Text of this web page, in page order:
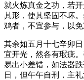
就火炼真金之功，若
其形，使其坚固不坏
鸡者，不宜参与，以免
其余如五月十七辛卯
宜开光，然各有瑕疵
易出小差错，如法器
日，但午午自刑，主